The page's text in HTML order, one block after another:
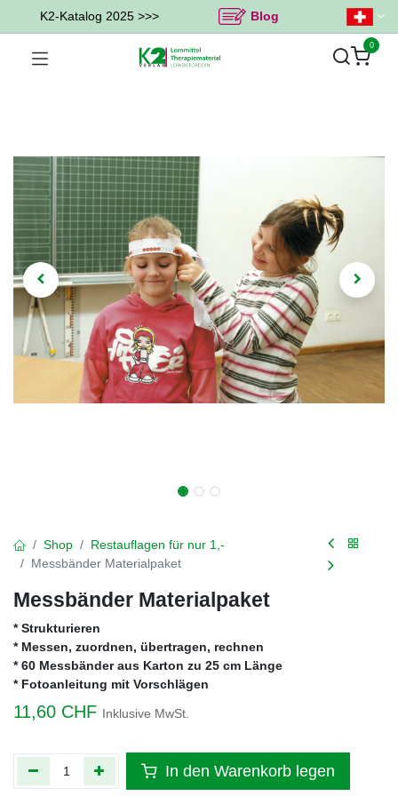
K2-Katalog 2025 >>> Blog
0
Shop
Restauflagen für nur 1,-
Messbänder Materialpaket
Messbänder Materialpaket
* Strukturieren
* Messen, zuordnen, übertragen, rechnen
* 60 Messbänder aus Karton zu 25 cm Länge
* Fotoanleitung mit Vorschlägen
11,60 CHF Inklusive MwSt.
In den Warenkorb legen